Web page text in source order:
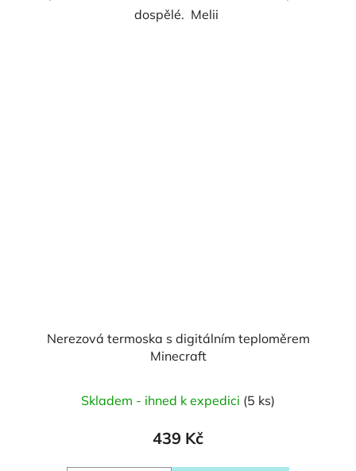
dospělé. Melii
Nerezová termoska s digitálním teploměrem
Minecraft
Skladem - ihned k expedici (5 ks)
439 Kč